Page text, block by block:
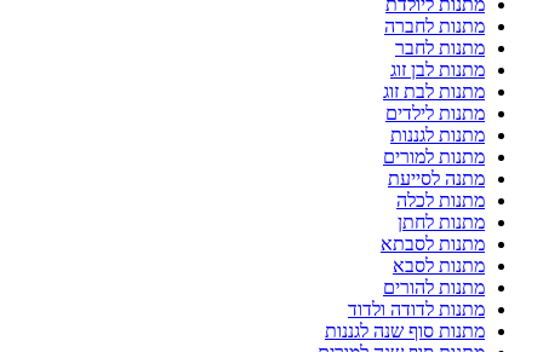
מתנות ליולדת
מתנות לחברה
מתנות לחבר
מתנות לבן זוג
מתנות לבת זוג
מתנות לילדים
מתנות לגננות
מתנות למורים
מתנה לסייעת
מתנות לכלה
מתנות לחתן
מתנות לסבתא
מתנות לסבא
מתנות להורים
מתנות לדודה ולדוד
מתנות סוף שנה לגננות